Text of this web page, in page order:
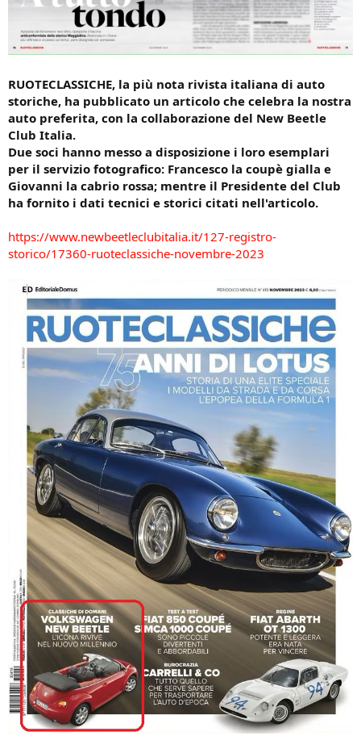
RUOTECLASSICHE, la più nota rivista italiana di auto
storiche, ha pubblicato un articolo che celebra la nostra
auto preferita, con la collaborazione del New Beetle
Club Italia.
Due soci hanno messo a disposizione i loro esemplari
per il servizio fotografico: Francesco la coupè gialla e
Giovanni la cabrio rossa; mentre il Presidente del Club
ha fornito i dati tecnici e storici citati nell'articolo.
https://www.newbeetleclubitalia.it/127-registro-
storico/17360-ruoteclassiche-novembre-2023